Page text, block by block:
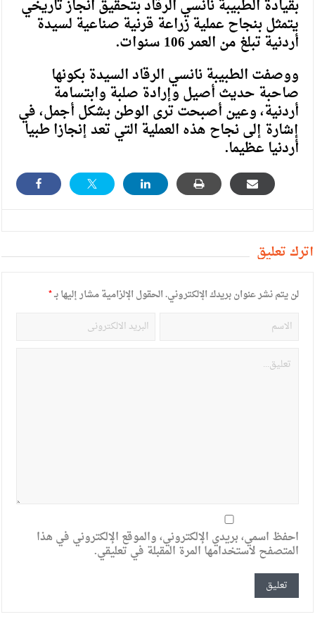
بقيادة الطبيبة نانسي الرقاد بتحقيق انجاز تاريخي
يتمثل بنجاح عملية زراعة قرنية صناعية لسيدة
أردنية تبلغ من العمر 106 سنوات.
ووصفت الطبيبة نانسي الرقاد السيدة بكونها
صاحبة حديث أصيل وإرادة صلبة وابتسامة
أردنية، وعين أصبحت ترى الوطن بشكل أجمل، في
إشارة إلى نجاح هذه العملية التي تعد إنجازا طبيا
أردنيا عظيما.
أترك تعليق
لن يتم نشر عنوان بريدك الإلكتروني.الحقول الإلزامية مشار إليها بـ*
احفظ اسمي، بريدي الإلكتروني، والموقع الإلكتروني في هذا
المتصفح لاستخدامها المرة المقبلة في تعليقي.